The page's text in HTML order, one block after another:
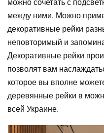
можно сочетать с
между ними. Можно
декоративные рейки
неповторимый и
Декоративные рейки
позволят вам
которое вы вполне
деревянные рейки в
всей Украине.